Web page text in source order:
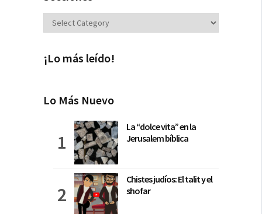
Secciones
¡Lo más leído!
Lo Más Nuevo
La “dolce vita” en la
Jerusalem bíblica
Chistes judíos: El talit y el
shofar